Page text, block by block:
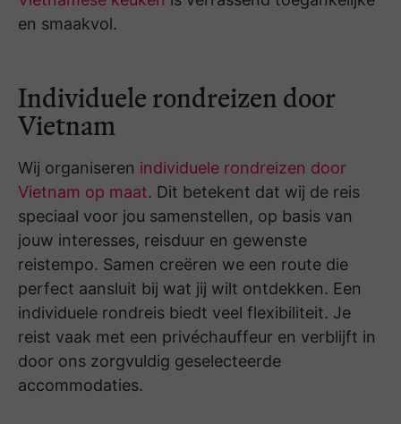
en smaakvol.
Individuele rondreizen door
Vietnam
Wij organiseren individuele rondreizen door
Vietnam op maat. Dit betekent dat wij de reis
speciaal voor jou samenstellen, op basis van
jouw interesses, reisduur en gewenste
reistempo. Samen creëren we een route die
perfect aansluit bij wat jij wilt ontdekken. Een
individuele rondreis biedt veel flexibiliteit. Je
reist vaak met een privéchauffeur en verblijft in
door ons zorgvuldig geselecteerde
accommodaties.